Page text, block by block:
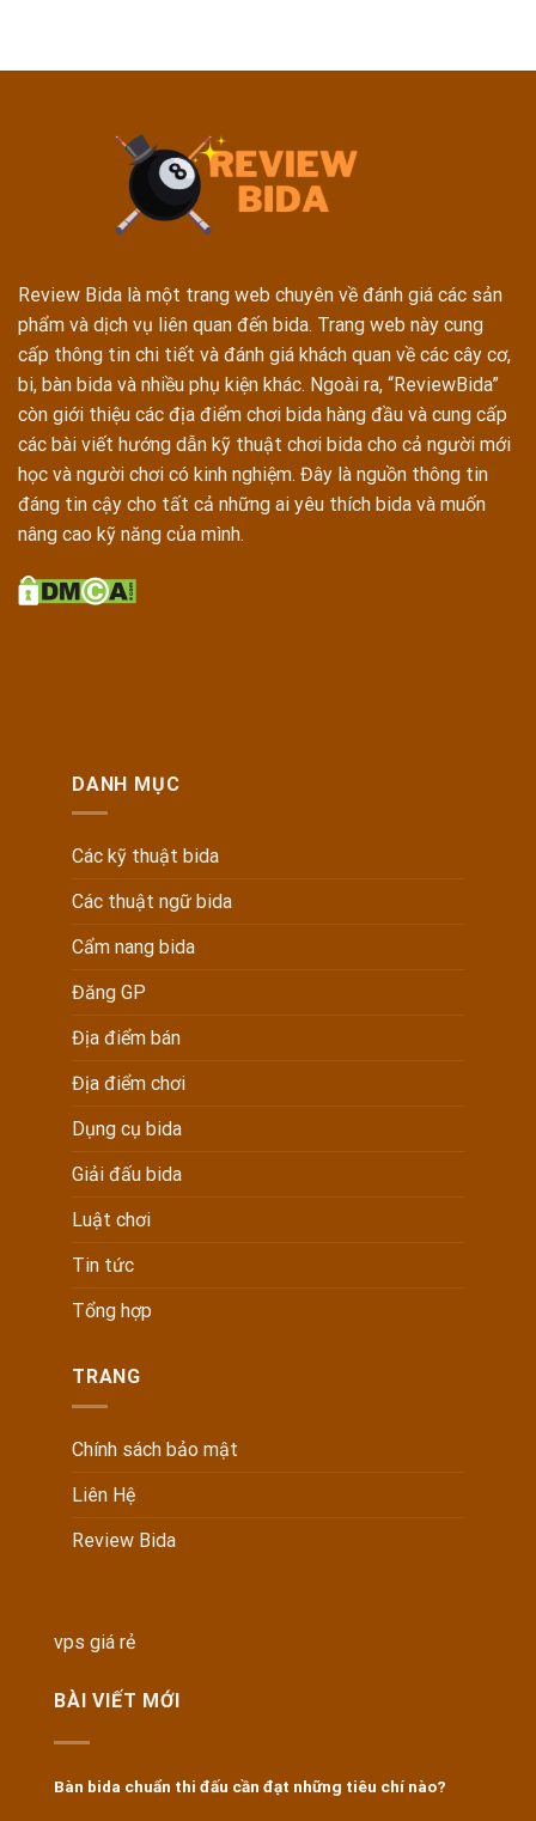
Review Bida là một trang web chuyên về đánh giá các sản
phẩm và dịch vụ liên quan đến bida. Trang web này cung
cấp thông tin chi tiết và đánh giá khách quan về các cây cơ,
bi, bàn bida và nhiều phụ kiện khác. Ngoài ra, “ReviewBida”
còn giới thiệu các địa điểm chơi bida hàng đầu và cung cấp
các bài viết hướng dẫn kỹ thuật chơi bida cho cả người mới
học và người chơi có kinh nghiệm. Đây là nguồn thông tin
đáng tin cậy cho tất cả những ai yêu thích bida và muốn
nâng cao kỹ năng của mình.
DANH MỤC
Các kỹ thuật bida
Các thuật ngữ bida
Cẩm nang bida
Đăng GP
Địa điểm bán
Địa điểm chơi
Dụng cụ bida
Giải đấu bida
Luật chơi
Tin tức
Tổng hợp
TRANG
Chính sách bảo mật
Liên Hệ
Review Bida
vps giá rẻ
BÀI VIẾT MỚI
Bàn bida chuẩn thi đấu cần đạt những tiêu chí nào?